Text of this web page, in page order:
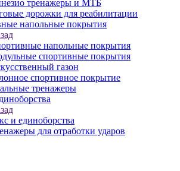
тренажеры и МТБ
дорожки для реабилитации
напольные покрытия
напольные покрытия
спортивные покрытия
газон
спортивное покрытие
тренажеры
и единоборства
для отработки ударов